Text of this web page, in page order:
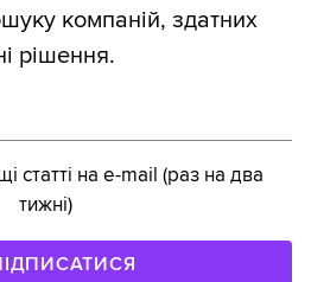
компаній, здатних
рішення.
статті на e-mail (раз на два
тижні)